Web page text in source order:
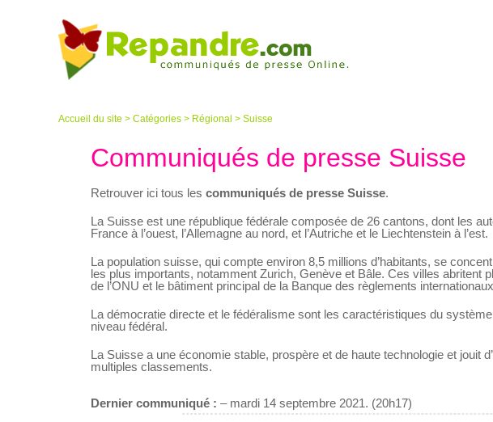
Accueil du site > Catégories > Régional > Suisse
Communiqués de presse Suisse
Retrouver ici tous les communiqués de presse Suisse.
La Suisse est une république fédérale composée de 26 cantons, dont les
France à l’ouest, l’Allemagne au nord, et l’Autriche et le Liechtenstein à l’est.
La population suisse, qui compte environ 8,5 millions d’habitants, se
les plus importants, notamment Zurich, Genève et Bâle. Ces villes abritent
de l’ONU et le bâtiment principal de la Banque des règlements
La démocratie directe et le fédéralisme sont les caractéristiques du
niveau fédéral.
La Suisse a une économie stable, prospère et de haute technologie et
multiples classements.
Dernier communiqué : – mardi 14 septembre 2021. (20h17)